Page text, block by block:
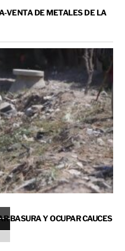
VENTA DE METALES DE LA
BASURA Y OCUPAR CAUCES